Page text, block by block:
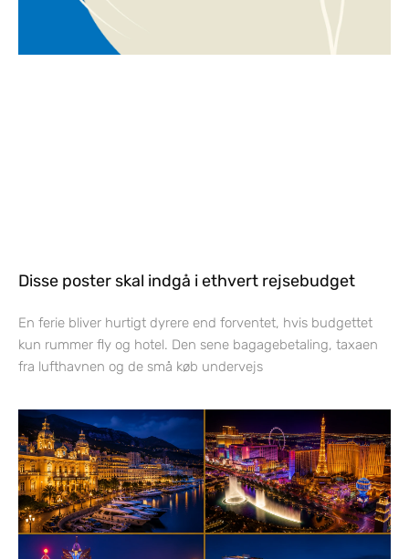
Disse poster skal indgå i ethvert rejsebudget
En ferie bliver hurtigt dyrere end forventet, hvis budgettet
kun rummer fly og hotel. Den sene bagagebetaling, taxaen
fra lufthavnen og de små køb undervejs